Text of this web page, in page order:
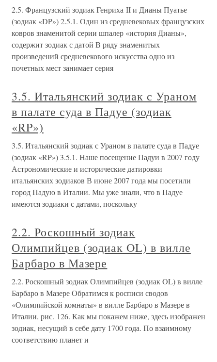
2.5. Французский зодиак Генриха II и Дианы Пуатье
(зодиак «DP») 2.5.1. Один из средневековых французских
ковров знаменитой серии шпалер «история Дианы»,
содержит зодиак с датой В ряду знаменитых
произведений средневекового искусства одно из
почетных мест занимает серия
3.5. Итальянский зодиак с Ураном
в палате суда в Падуе (зодиак
«RP»)
3.5. Итальянский зодиак с Ураном в палате суда в Падуе
(зодиак «RP») 3.5.1. Наше посещение Падуи в 2007 году
Астрономические и исторические датировки
итальянских зодиаков В июне 2007 года мы посетили
город Падую в Италии. Мы уже знали, что в Падуе
имеются зодиаки с датами, поскольку
2.2. Роскошный зодиак
Олимпийцев (зодиак OL) в вилле
Барбаро в Мазере
2.2. Роскошный зодиак Олимпийцев (зодиак OL) в вилле
Барбаро в Мазере Обратимся к росписи сводов
«Олимпийской комнаты» в вилле Барбаро в Мазере в
Италии, рис. 126. Как мы покажем ниже, здесь изображен
зодиак, несущий в себе дату 1700 года. По взаимному
соответствию планет и